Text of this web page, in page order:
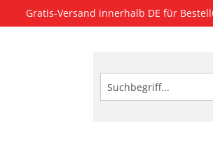
Gratis-Versand innerhalb DE für